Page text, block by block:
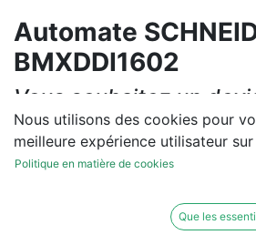
Automate
BMXDDI1602
Vous souhaitez un
réparation ou de
diagnostic sur site?
Nous utilisons des cookies pour
meilleure expérience utilisateur
Politique en matière de cookies
Que les